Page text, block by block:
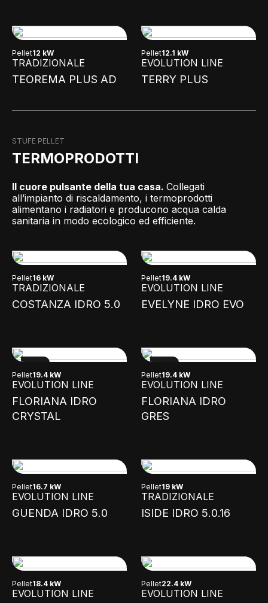
Pellet12 kW
TRADIZIONALE
TEOREMA PLUS AD
Pellet12.1 kW
EVOLUTION LINE
TERRY PLUS
STUFE PELLET
TERMOPRODOTTI
Il cuore pulsante della tua casa. Collegati
all’impianto di riscaldamento, i termoprodotti
alimentano i radiatori e producono acqua calda
sanitaria in modo ecologico ed efficiente.
Pellet16 kW
TRADIZIONALE
COSTANZA IDRO 5.0
Pellet19.4 kW
EVOLUTION LINE
EVELYNE IDRO EVO
Pellet19.4 kW
EVOLUTION LINE
FLORIANA IDRO
CRYSTAL
Pellet19.4 kW
EVOLUTION LINE
FLORIANA IDRO
GRES
Pellet16.7 kW
EVOLUTION LINE
GUENDA IDRO 5.0
Pellet19 kW
TRADIZIONALE
ISIDE IDRO 5.0.16
Pellet18.4 kW
EVOLUTION LINE
Pellet22.4 kW
EVOLUTION LINE